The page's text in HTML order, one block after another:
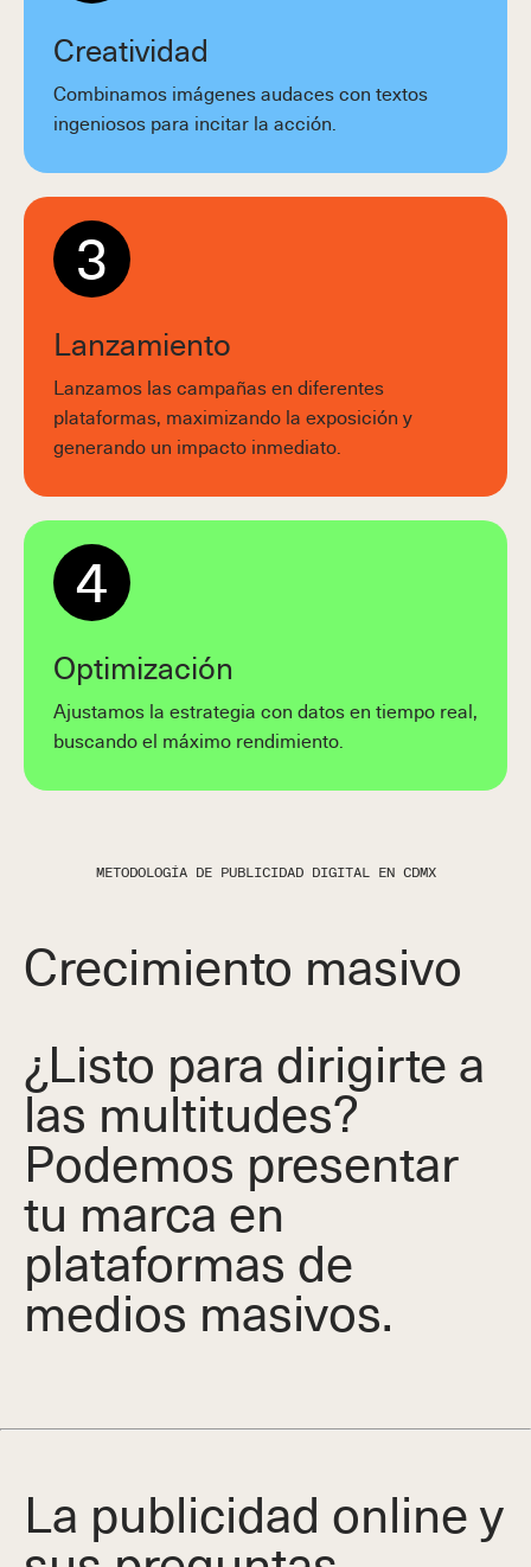
METODOLOGÍA DE PUBLICIDAD DIGITAL EN CDMX
Creatividad
Combinamos imágenes audaces con textos
ingeniosos para incitar la acción.
3
Lanzamiento
Lanzamos las campañas en diferentes
plataformas, maximizando la exposición y
generando un impacto inmediato.
4
Optimización
Ajustamos la estrategia con datos en tiempo real,
buscando el máximo rendimiento.
Crecimiento masivo
¿Listo para dirigirte a
las multitudes?
Podemos presentar
tu marca en
plataformas de
medios masivos.
La publicidad online y